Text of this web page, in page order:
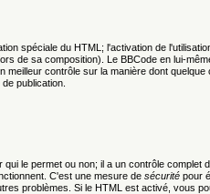
spéciale du HTML; l'activation de
de sa composition). Le BBCode en lui-
meilleur contrôle sur la manière dont
publication.
qui le permet ou non; il a un contrôle
C'est une mesure de sécurité pour
problèmes. Si le HTML est activé, vous